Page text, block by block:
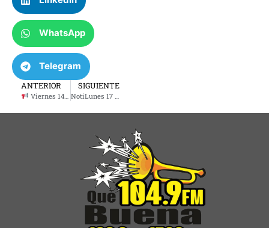
WhatsApp
Telegram
ANTERIOR
Viernes 14 de marzo 2025 – Asesoría con la abogada Lorena Rivas
SIGUIENTE